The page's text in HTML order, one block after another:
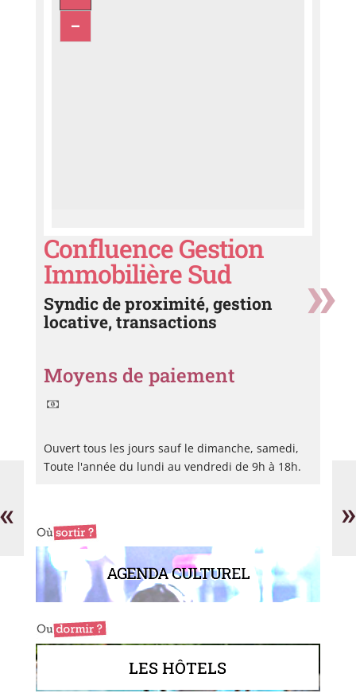
« »
Confluence Gestion
Immobilière Sud
Syndic de proximité, gestion
locative, transactions
Moyens de paiement
Ouvert tous les jours sauf le dimanche, samedi,
Toute l'année du lundi au vendredi de 9h à 18h.
AGENDA CULTUREL
LES HÔTELS